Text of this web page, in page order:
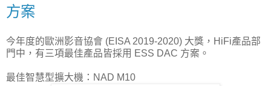
方案
今年度的歐洲影音協會 (EISA 2019-2020) 大獎，HiFi產品部
門中，有三項最佳產品皆採用 ESS DAC 方案。
最佳智慧型擴大機：NAD M10